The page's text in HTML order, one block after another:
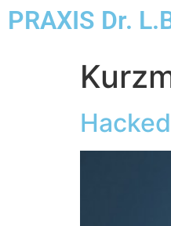
PRAXIS Dr.